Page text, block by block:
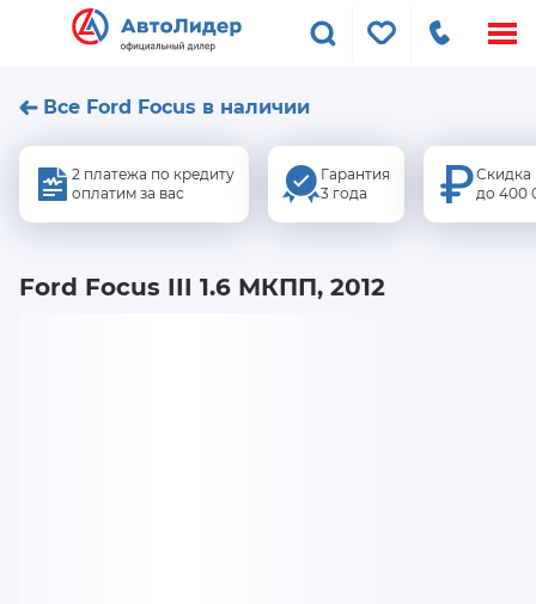
Все Ford Focus в наличии
2 платежа по кредиту
оплатим за вас
Гарантия
3 года
Скидка
до 400
Ford Focus III 1.6 МКПП, 2012